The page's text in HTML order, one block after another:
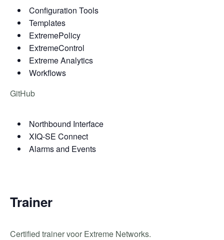
Configuration Tools
Templates
ExtremePolicy
ExtremeControl
Extreme Analytics
Workflows
GitHub
Northbound Interface
XIQ-SE Connect
Alarms and Events
Trainer
Certified trainer voor Extreme Networks.